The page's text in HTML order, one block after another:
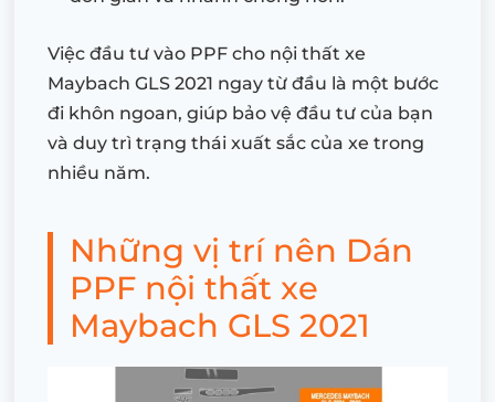
Việc đầu tư vào PPF cho nội thất xe
Maybach GLS 2021 ngay từ đầu là một bước
đi khôn ngoan, giúp bảo vệ đầu tư của bạn
và duy trì trạng thái xuất sắc của xe trong
nhiều năm.
Những vị trí nên Dán
PPF nội thất xe
Maybach GLS 2021